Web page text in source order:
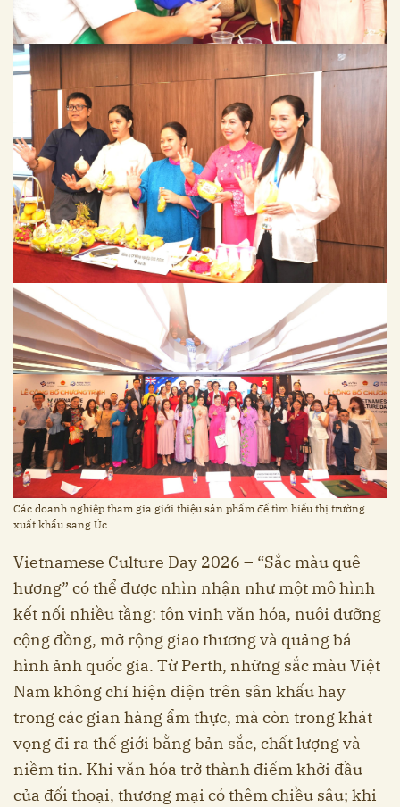
Các doanh nghiệp tham gia giới thiệu sản phẩm để tìm hiểu thị trường
xuất khẩu sang Úc
Vietnamese Culture Day 2026 – “Sắc màu quê
hương” có thể được nhìn nhận như một mô hình
kết nối nhiều tầng: tôn vinh văn hóa, nuôi dưỡng
cộng đồng, mở rộng giao thương và quảng bá
hình ảnh quốc gia. Từ Perth, những sắc màu Việt
Nam không chỉ hiện diện trên sân khấu hay
trong các gian hàng ẩm thực, mà còn trong khát
vọng đi ra thế giới bằng bản sắc, chất lượng và
niềm tin. Khi văn hóa trở thành điểm khởi đầu
của đối thoại, thương mại có thêm chiều sâu; khi